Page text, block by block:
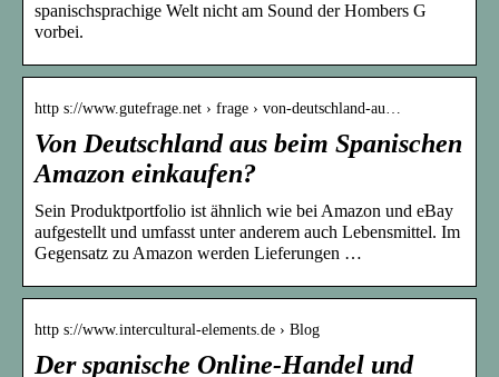
spanischsprachige Welt nicht am Sound der Hombers G
vorbei.
http s://www.gutefrage.net › frage › von-deutschland-au…
Von Deutschland aus beim Spanischen
Amazon einkaufen?
Sein Produktportfolio ist ähnlich wie bei Amazon und eBay
aufgestellt und umfasst unter anderem auch Lebensmittel. Im
Gegensatz zu Amazon werden Lieferungen …
http s://www.intercultural-elements.de › Blog
Der spanische Online-Handel und